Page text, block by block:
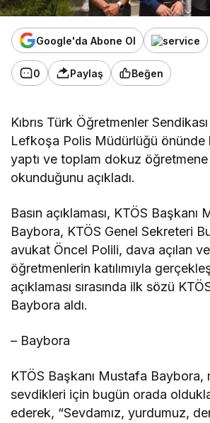
Google'da Abone Ol
0 Paylaş Beğen
Kıbrıs Türk Öğretmenler
Lefkoşa Polis Müdürlüğü önünde
yaptı ve toplam dokuz
okunduğunu açıkladı.
Basın açıklaması, KTÖS Başkanı
Baybora, KTÖS Genel Sekreteri
avukat Öncel Polili, dava açılan
öğretmenlerin katılımıyla
açıklaması sırasında ilk sözü
Baybora aldı.
– Baybora
KTÖS Başkanı Mustafa Baybora,
sevdikleri için bugün orada
ederek, “Sevdamız, yurdumuz,